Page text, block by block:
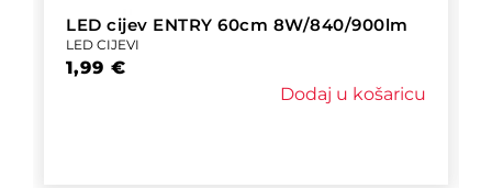
LED cijev ENTRY 60cm 8W/840/900lm
LED CIJEVI
1,99 €
Dodaj u košaricu